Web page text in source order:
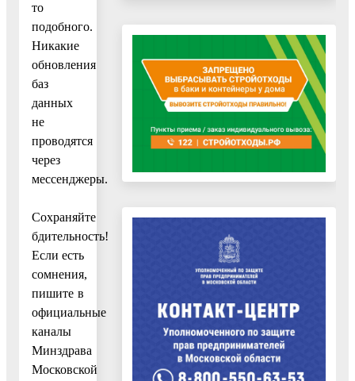
то
подобного.
Никакие
обновления
баз
данных
не
проводятся
через
мессенджеры.
Сохраняйте
бдительность!
Если есть
сомнения,
пишите в
официальные
каналы
Минздрава
Московской